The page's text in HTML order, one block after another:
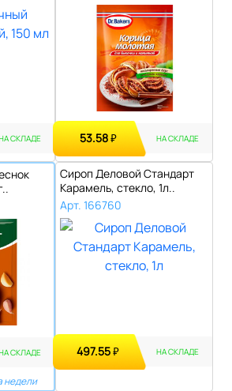
СКЛАДЕ 53.58₽ НА СКЛАДЕ
СКЛАДЕ
недели
Сироп Деловой Стандарт
Карамель, стекло, 1л..
Арт. 166760
497.55₽ НА СКЛАДЕ